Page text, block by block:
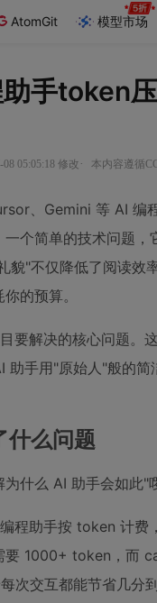
AtomGit 模型市场
手token
08 05:05:18 修改 · 本内容遵循
、Gemini 等 AI 编
个简单的技术问题
貌"不仅降低了阅读
的预算。
要解决的核心问题。
助手用"原始人"般的
什么问题
什么 AI 助手会如此"
编程助手按 token 计
要 1000+ token，而
次交互都能节省几